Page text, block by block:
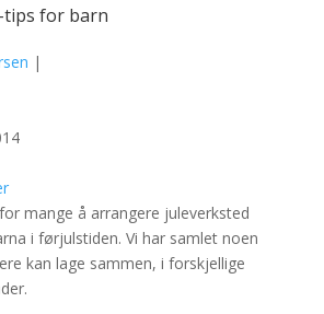
tips for barn
|
mange å arrangere juleverksted
i førjulstiden. Vi har samlet noen
kan lage sammen, i forskjellige